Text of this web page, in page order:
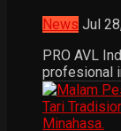
News Jul
PRO AVL
profesional